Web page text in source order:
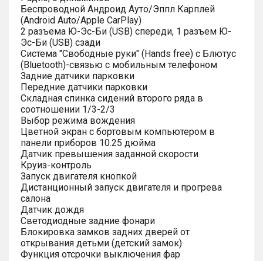
Беспроводной Андроид Ауто/Эппл Карплей
(Android Auto/Apple CarPlay)
2 разъема Ю-Эс-Би (USB) спереди, 1 разъем Ю-
Эс-Би (USB) сзади
Система "Свободные руки" (Hands free) с Блютус
(Bluetooth)-связью с мобильным телефоном
Задние датчики парковки
Передние датчики парковки
Складная спинка сидений второго ряда в
соотношении 1/3-2/3
Выбор режима вождения
Цветной экран с бортовым компьютером в
панели приборов 10.25 дюйма
Датчик превышения заданной скорости
Круиз-контроль
Запуск двигателя кнопкой
Дистанционный запуск двигателя и прогрева
салона
Датчик дождя
Светодиодные задние фонари
Блокировка замков задних дверей от
открывания детьми (детский замок)
Функция отсрочки выключения фар